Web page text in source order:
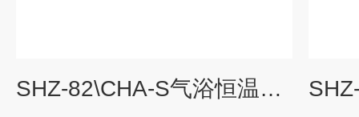
SHZ-82\CHA-S气浴恒温振荡器 操作简单